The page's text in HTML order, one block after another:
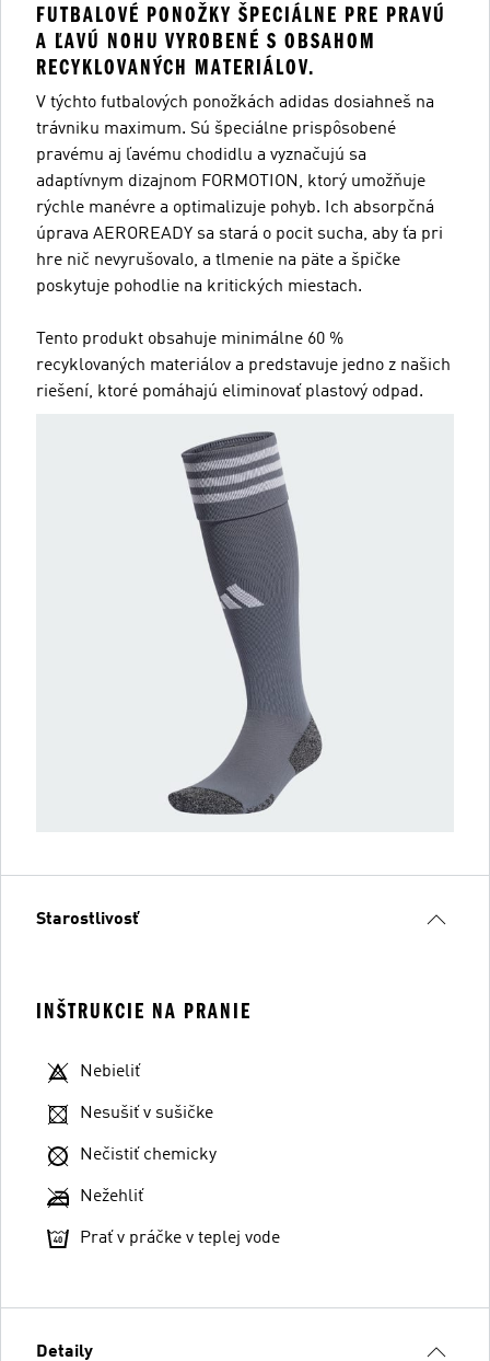
FUTBALOVÉ PONOŽKY ŠPECIÁLNE PRE PRAVÚ
A ĽAVÚ NOHU VYROBENÉ S OBSAHOM
RECYKLOVANÝCH MATERIÁLOV.
V týchto futbalových ponožkách adidas dosiahneš na
trávniku maximum. Sú špeciálne prispôsobené
pravému aj ľavému chodidlu a vyznačujú sa
adaptívnym dizajnom FORMOTION, ktorý umožňuje
rýchle manévre a optimalizuje pohyb. Ich absorpčná
úprava AEROREADY sa stará o pocit sucha, aby ťa pri
hre nič nevyrušovalo, a tlmenie na päte a špičke
poskytuje pohodlie na kritických miestach.
Tento produkt obsahuje minimálne 60 %
recyklovaných materiálov a predstavuje jedno z našich
riešení, ktoré pomáhajú eliminovať plastový odpad.
Starostlivosť
INŠTRUKCIE NA PRANIE
Nebieliť
Nesušiť v sušičke
Nečistiť chemicky
Nežehliť
Prať v práčke v teplej vode
Detaily